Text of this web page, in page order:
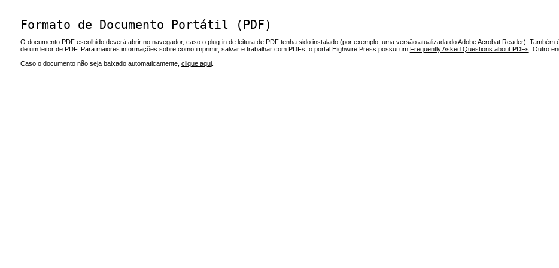
Formato de Documento Portátil (PDF)
O documento PDF escolhido deverá abrir no navegador, caso o plug-in de leitura de PDF tenha sido instalado (por exemplo, uma versão atualizada doAdobe Acrobat Reader). Também
de um leitor de PDF. Para maiores informações sobre como imprimir, salvar e trabalhar com PDFs, o portal Highwire Press possui um Frequently Asked Questions about PDFs . Outro
Caso o documento não seja baixado automaticamente, clique aqui.